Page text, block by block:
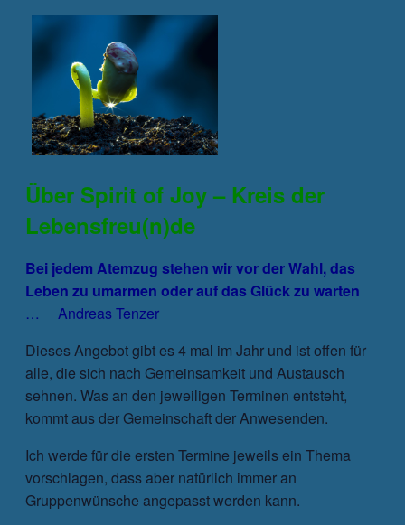
Über Spirit of Joy – Kreis der
Lebensfreu(n)de
Bei jedem Atemzug stehen wir vor der Wahl, das
Leben zu umarmen oder auf das Glück zu warten
… Andreas Tenzer
Dieses Angebot gibt es 4 mal im Jahr und ist offen für
alle, die sich nach Gemeinsamkeit und Austausch
sehnen. Was an den jeweiligen Terminen entsteht,
kommt aus der Gemeinschaft der Anwesenden.
Ich werde für die ersten Termine jeweils ein Thema
vorschlagen, dass aber natürlich immer an
Gruppenwünsche angepasst werden kann.